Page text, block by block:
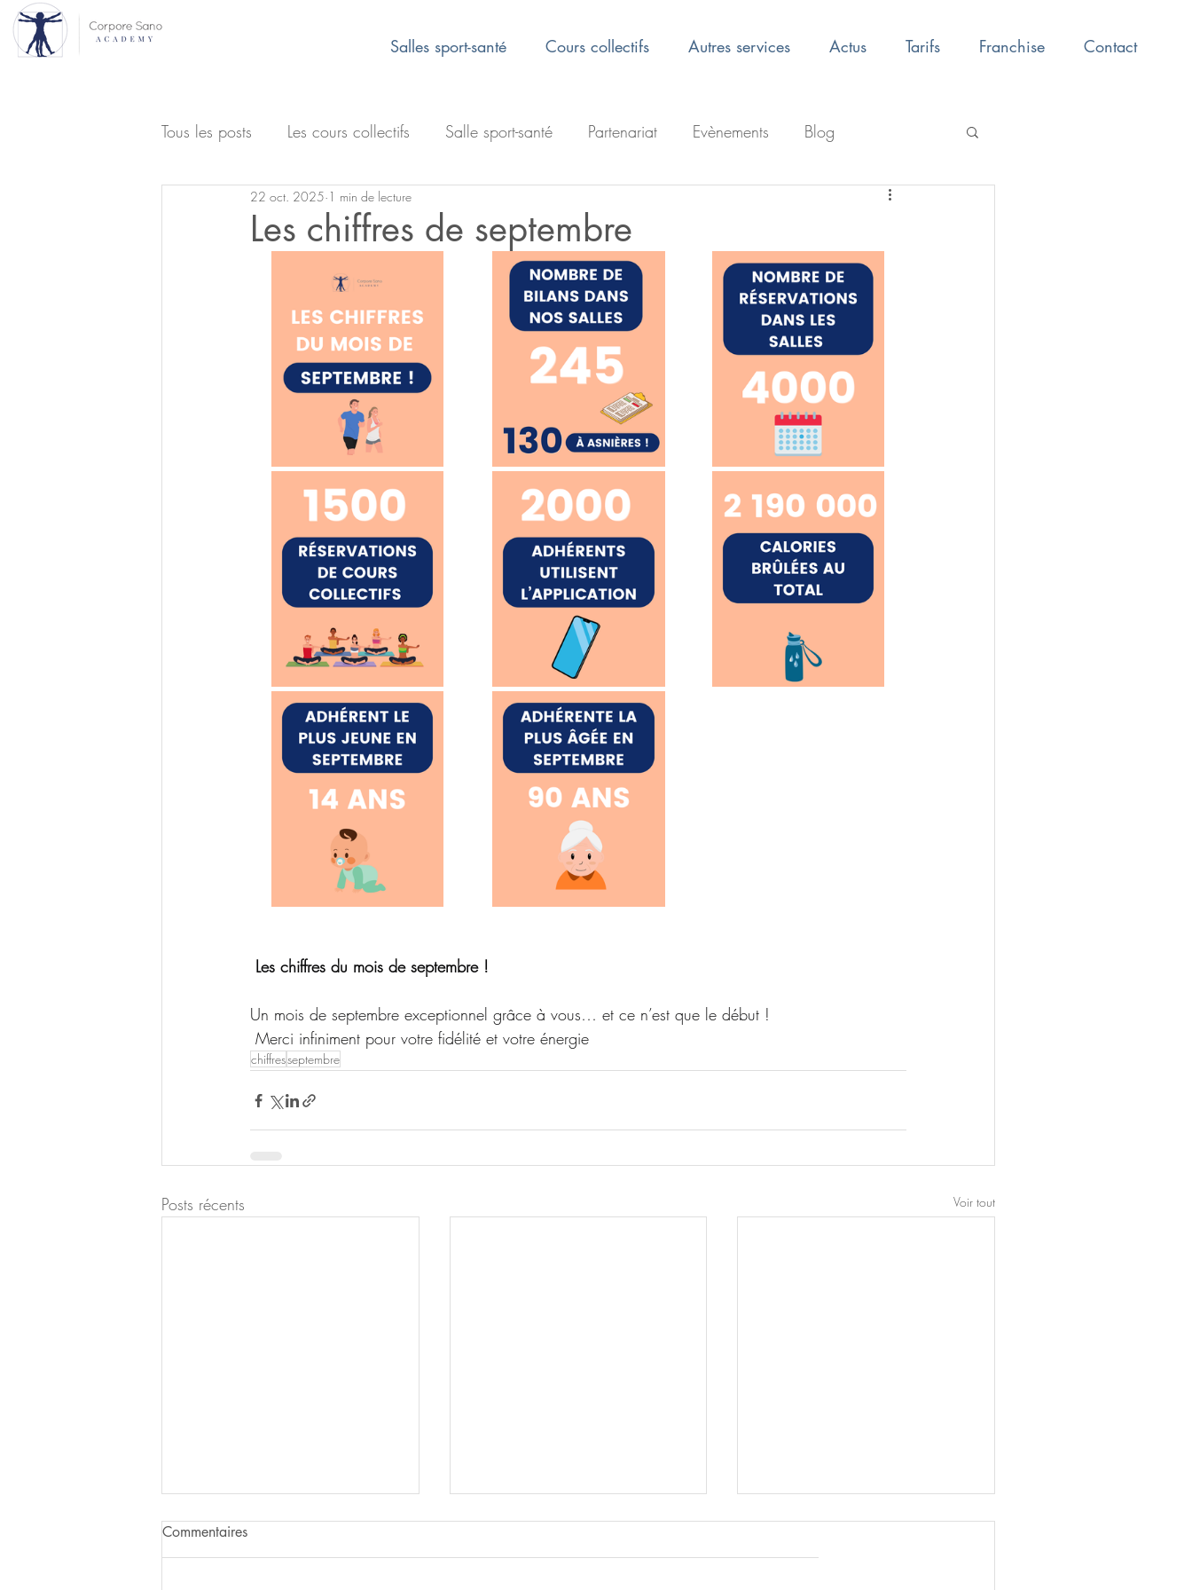
Salles sport-santé Cours collectifs Autres services Actus Tarifs Franchise Contact
Tous les posts Les cours collectifs Salle sport-santé Partenariat Evènements Blog
Les chiffres de septembre
22 oct. 2025 1 min de lecture
Les chiffres du mois de septembre !
Un mois de septembre exceptionnel grâce à vous… et ce n’est que le début !
Merci infiniment pour votre fidélité et votre énergie
chiffresseptembre
Posts récents Voir tout
Commentaires